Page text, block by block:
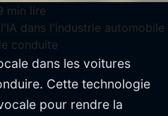
min lire
dans l'industrie automobile
conduite
dans les voitures
Cette technologie
pour rendre la